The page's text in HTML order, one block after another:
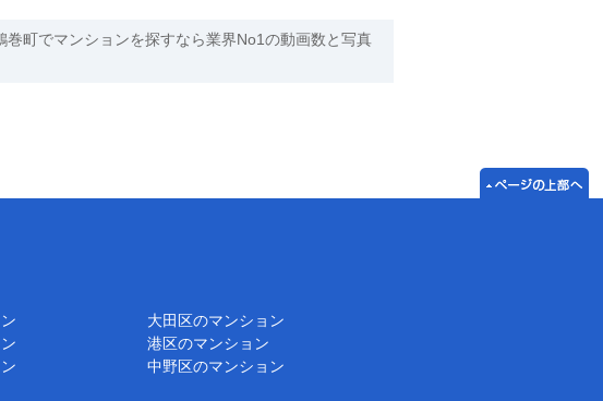
町でマンションを探すなら業界No1の動画数と写真
大田区のマンション
港区のマンション
中野区のマンション